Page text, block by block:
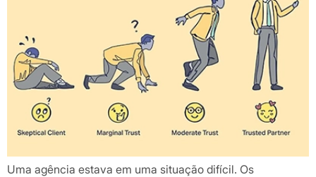
Uma agência estava em uma situação difícil. Os